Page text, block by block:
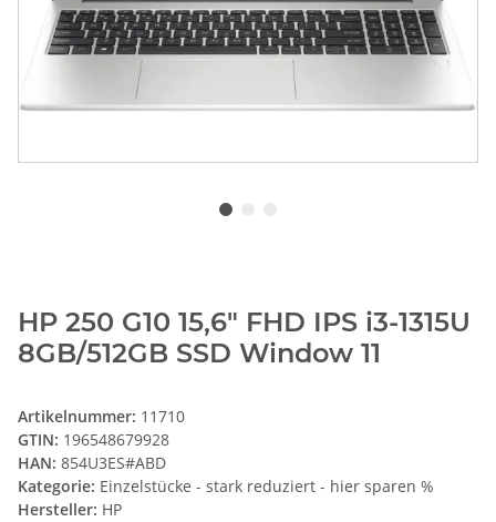
HP 250 G10 15,6" FHD IPS i3-1315U
8GB/512GB SSD Window 11
Artikelnummer: 11710
GTIN: 196548679928
HAN: 854U3ES#ABD
Kategorie: Einzelstücke - stark reduziert - hier sparen %
Hersteller: HP